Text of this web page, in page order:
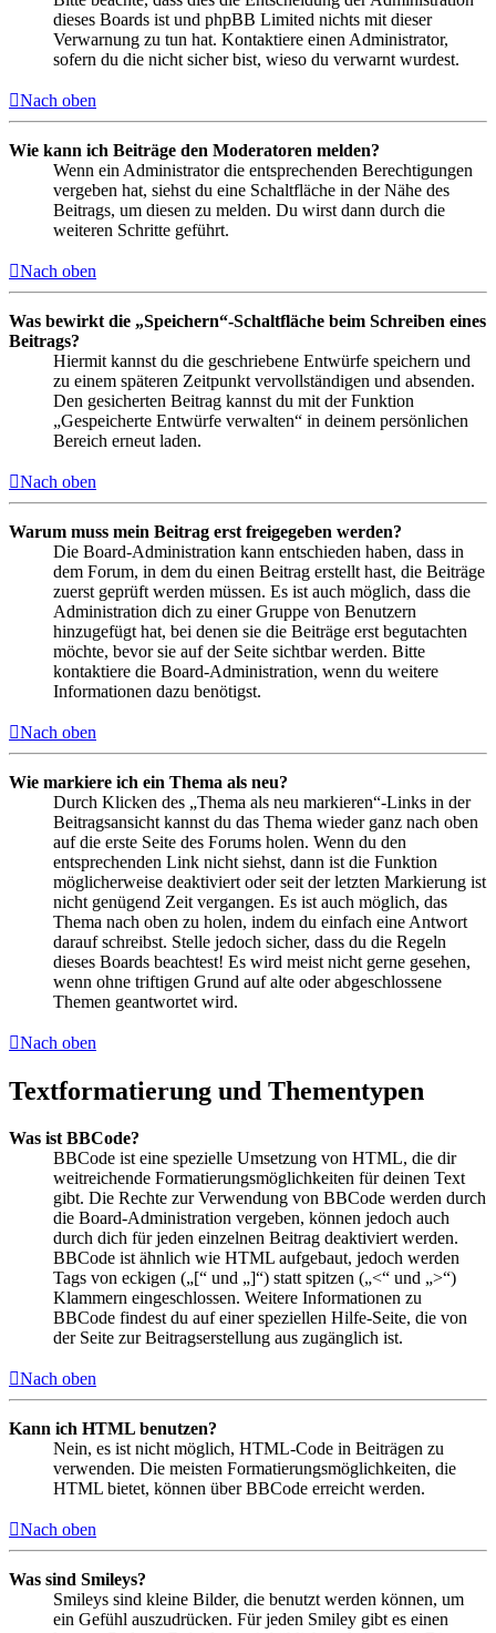
dieses Boards ist und phpBB Limited nichts mit dieser
Verwarnung zu tun hat. Kontaktiere einen Administrator,
sofern du die nicht sicher bist, wieso du verwarnt wurdest.
Nach oben
Wie kann ich Beiträge den Moderatoren melden?
Wenn ein Administrator die entsprechenden Berechtigungen
vergeben hat, siehst du eine Schaltfläche in der Nähe des
Beitrags, um diesen zu melden. Du wirst dann durch die
weiteren Schritte geführt.
Nach oben
Was bewirkt die „Speichern“-Schaltfläche beim Schreiben eines
Beitrags?
Hiermit kannst du die geschriebene Entwürfe speichern und
zu einem späteren Zeitpunkt vervollständigen und absenden.
Den gesicherten Beitrag kannst du mit der Funktion
„Gespeicherte Entwürfe verwalten“ in deinem persönlichen
Bereich erneut laden.
Nach oben
Warum muss mein Beitrag erst freigegeben werden?
Die Board-Administration kann entschieden haben, dass in
dem Forum, in dem du einen Beitrag erstellt hast, die Beiträge
zuerst geprüft werden müssen. Es ist auch möglich, dass die
Administration dich zu einer Gruppe von Benutzern
hinzugefügt hat, bei denen sie die Beiträge erst begutachten
möchte, bevor sie auf der Seite sichtbar werden. Bitte
kontaktiere die Board-Administration, wenn du weitere
Informationen dazu benötigst.
Nach oben
Wie markiere ich ein Thema als neu?
Durch Klicken des „Thema als neu markieren“-Links in der
Beitragsansicht kannst du das Thema wieder ganz nach oben
auf die erste Seite des Forums holen. Wenn du den
entsprechenden Link nicht siehst, dann ist die Funktion
möglicherweise deaktiviert oder seit der letzten Markierung ist
nicht genügend Zeit vergangen. Es ist auch möglich, das
Thema nach oben zu holen, indem du einfach eine Antwort
darauf schreibst. Stelle jedoch sicher, dass du die Regeln
dieses Boards beachtest! Es wird meist nicht gerne gesehen,
wenn ohne triftigen Grund auf alte oder abgeschlossene
Themen geantwortet wird.
Nach oben
Textformatierung und Thementypen
Was ist BBCode?
BBCode ist eine spezielle Umsetzung von HTML, die dir
weitreichende Formatierungsmöglichkeiten für deinen Text
gibt. Die Rechte zur Verwendung von BBCode werden durch
die Board-Administration vergeben, können jedoch auch
durch dich für jeden einzelnen Beitrag deaktiviert werden.
BBCode ist ähnlich wie HTML aufgebaut, jedoch werden
Tags von eckigen („[“ und „]“) statt spitzen („<“ und „>“)
Klammern eingeschlossen. Weitere Informationen zu
BBCode findest du auf einer speziellen Hilfe-Seite, die von
der Seite zur Beitragserstellung aus zugänglich ist.
Nach oben
Kann ich HTML benutzen?
Nein, es ist nicht möglich, HTML-Code in Beiträgen zu
verwenden. Die meisten Formatierungsmöglichkeiten, die
HTML bietet, können über BBCode erreicht werden.
Nach oben
Was sind Smileys?
Smileys sind kleine Bilder, die benutzt werden können, um
ein Gefühl auszudrücken. Für jeden Smiley gibt es einen